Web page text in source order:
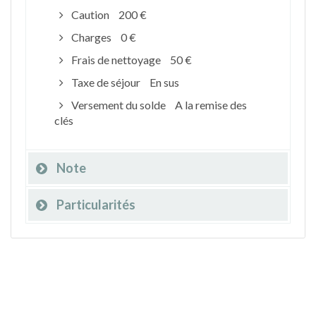
Caution
200 €
Charges
0 €
Frais de nettoyage
50 €
Taxe de séjour
En sus
Versement du solde
A la remise des
clés
Note
Particularités